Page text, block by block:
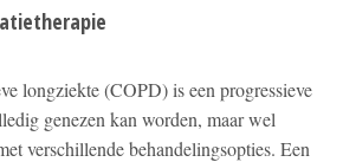
longziekte (COPD) is een progressieve
genezen kan worden, maar wel
verschillende behandelingsopties. Een